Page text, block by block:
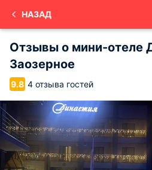
НАЗАД
Отзывы о мини-отеле
Заозерное
9.8 4 отзыва гостей